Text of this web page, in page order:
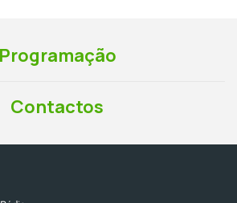
Programação
Contactos